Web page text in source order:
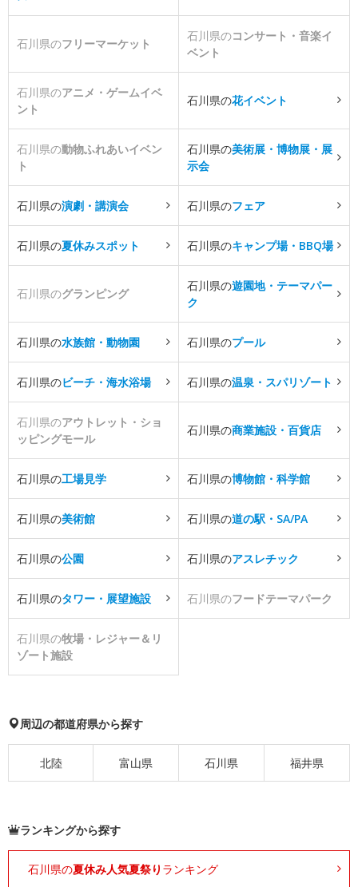
石川県のフリーマーケット
石川県のコンサート・音楽イ
ベント
石川県のアニメ・ゲームイベ
ント
石川県の花イベント
石川県の動物ふれあいイベン
ト
石川県の美術展・博物展・展
示会
石川県の演劇・講演会 石川県のフェア
石川県の夏休みスポット 石川県のキャンプ場・BBQ場
石川県のグランピング
石川県の遊園地・テーマパー
ク
石川県の水族館・動物園 石川県のプール
石川県のビーチ・海水浴場 石川県の温泉・スパリゾート
石川県のアウトレット・ショ
ッピングモール
石川県の商業施設・百貨店
石川県の工場見学 石川県の博物館・科学館
石川県の美術館 石川県の道の駅・SA/PA
石川県の公園 石川県のアスレチック
石川県のタワー・展望施設 石川県のフードテーマパーク
石川県の牧場・レジャー＆リ
ゾート施設
周辺の都道府県から探す
北陸 富山県 石川県 福井県
ランキングから探す
石川県の夏休み人気夏祭り ランキング